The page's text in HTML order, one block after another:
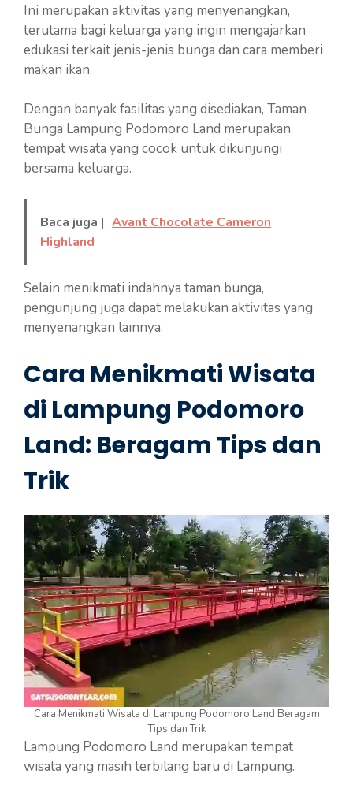
Ini merupakan aktivitas yang menyenangkan,
terutama bagi keluarga yang ingin mengajarkan
edukasi terkait jenis-jenis bunga dan cara memberi
makan ikan.
Dengan banyak fasilitas yang disediakan, Taman
Bunga Lampung Podomoro Land merupakan
tempat wisata yang cocok untuk dikunjungi
bersama keluarga.
Baca juga | Avant Chocolate Cameron
Highland
Selain menikmati indahnya taman bunga,
pengunjung juga dapat melakukan aktivitas yang
menyenangkan lainnya.
Cara Menikmati Wisata
di Lampung Podomoro
Land: Beragam Tips dan
Trik
Cara Menikmati Wisata di Lampung Podomoro Land Beragam
Tips dan Trik
Lampung Podomoro Land merupakan tempat
wisata yang masih terbilang baru di Lampung.